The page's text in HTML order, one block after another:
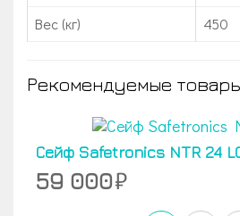
Вес (кг)
450
Рекомендуемые
Сейф Safetronics NTR 24
59 000